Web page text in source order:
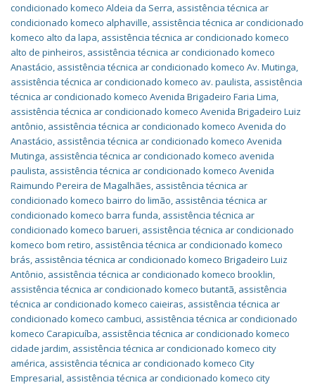
condicionado komeco Aldeia da Serra, assistência técnica ar
condicionado komeco alphaville, assistência técnica ar condicionado
komeco alto da lapa, assistência técnica ar condicionado komeco
alto de pinheiros, assistência técnica ar condicionado komeco
Anastácio, assistência técnica ar condicionado komeco Av. Mutinga,
assistência técnica ar condicionado komeco av. paulista, assistência
técnica ar condicionado komeco Avenida Brigadeiro Faria Lima,
assistência técnica ar condicionado komeco Avenida Brigadeiro Luiz
antônio, assistência técnica ar condicionado komeco Avenida do
Anastácio, assistência técnica ar condicionado komeco Avenida
Mutinga, assistência técnica ar condicionado komeco avenida
paulista, assistência técnica ar condicionado komeco Avenida
Raimundo Pereira de Magalhães, assistência técnica ar
condicionado komeco bairro do limão, assistência técnica ar
condicionado komeco barra funda, assistência técnica ar
condicionado komeco barueri, assistência técnica ar condicionado
komeco bom retiro, assistência técnica ar condicionado komeco
brás, assistência técnica ar condicionado komeco Brigadeiro Luiz
Antônio, assistência técnica ar condicionado komeco brooklin,
assistência técnica ar condicionado komeco butantã, assistência
técnica ar condicionado komeco caieiras, assistência técnica ar
condicionado komeco cambuci, assistência técnica ar condicionado
komeco Carapicuíba, assistência técnica ar condicionado komeco
cidade jardim, assistência técnica ar condicionado komeco city
américa, assistência técnica ar condicionado komeco City
Empresarial, assistência técnica ar condicionado komeco city